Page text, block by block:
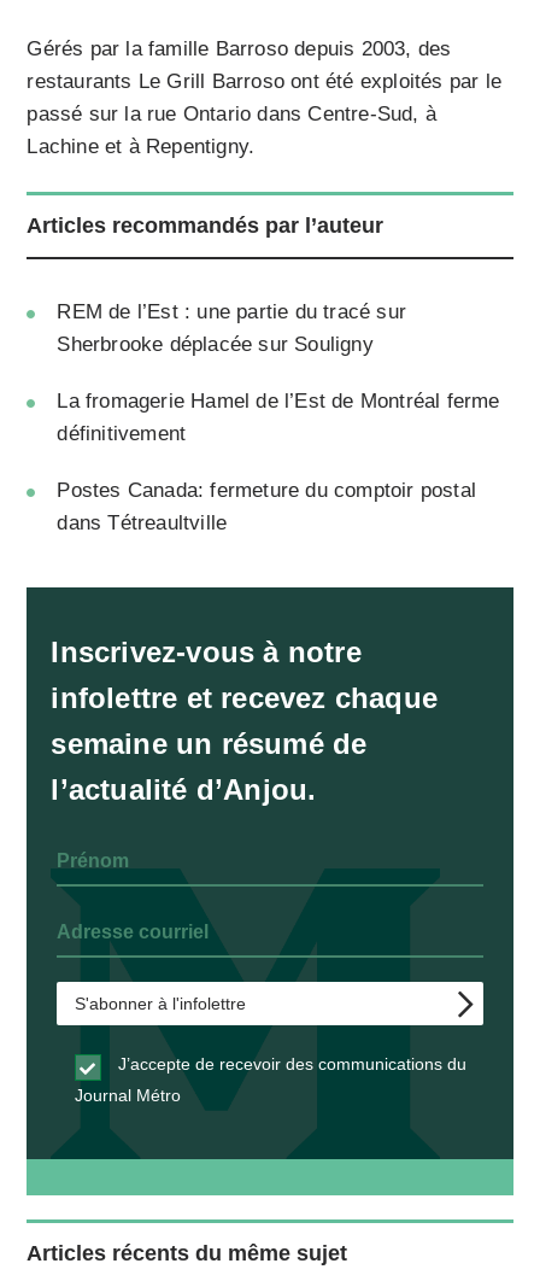
Gérés par la famille Barroso depuis 2003, des
restaurants Le Grill Barroso ont été exploités par le
passé sur la rue Ontario dans Centre-Sud, à
Lachine et à Repentigny.
Articles recommandés par l’auteur
REM de l’Est : une partie du tracé sur
Sherbrooke déplacée sur Souligny
La fromagerie Hamel de l’Est de Montréal ferme
définitivement
Postes Canada: fermeture du comptoir postal
dans Tétreaultville
Inscrivez-vous à notre
infolettre et recevez chaque
semaine un résumé de
l’actualité d’Anjou.
J’accepte de recevoir des communications du
Journal Métro
Articles récents du même sujet